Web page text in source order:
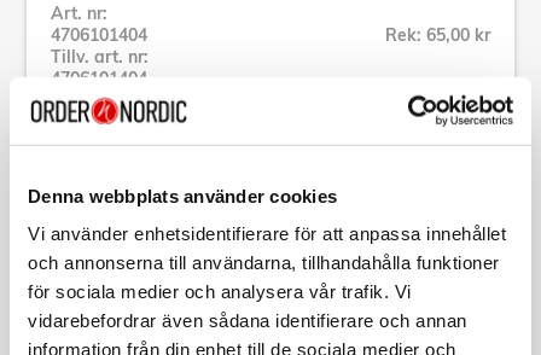
Denna webbplats använder cookies
Vi använder enhetsidentifierare för att anpassa innehållet
och annonserna till användarna, tillhandahålla funktioner
för sociala medier och analysera vår trafik. Vi
vidarebefordrar även sådana identifierare och annan
information från din enhet till de sociala medier och
Art. nr:
4706101404
Tillv. art. nr:
4706101404
Rek: 65,00 kr
Se alla produkter inom Varta
Specifikation
Beskrivning
Art. nr:4706101404